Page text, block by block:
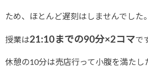
ため、ほとんど遅刻はしませんでした。
授業は21:10までの90分×2コマで
休憩の10分は売店行って小腹を満たし